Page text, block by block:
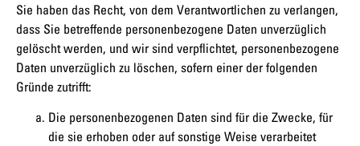
Sie haben das Recht, von dem Verantwortlichen zu verlangen,
dass Sie betreffende personenbezogene Daten unverzüglich
gelöscht werden, und wir sind verpflichtet, personenbezogene
Daten unverzüglich zu löschen, sofern einer der folgenden
Gründe zutrifft:
Die personenbezogenen Daten sind für die Zwecke, für
die sie erhoben oder auf sonstige Weise verarbeitet